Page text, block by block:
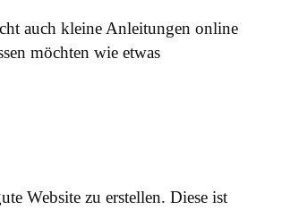
auch kleine Anleitungen online
möchten wie etwas
Website zu erstellen. Diese ist